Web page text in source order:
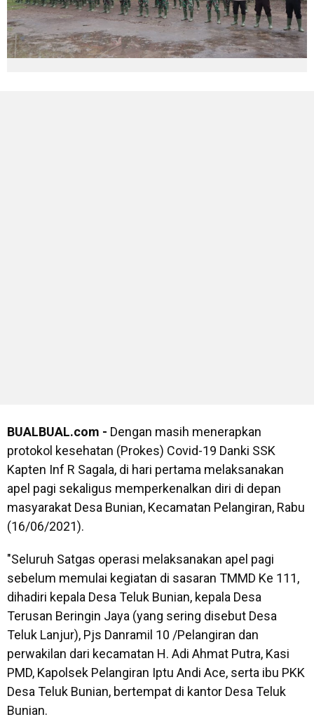
BUALBUAL.com - Dengan masih menerapkan
protokol kesehatan (Prokes) Covid-19 Danki SSK
Kapten Inf R Sagala, di hari pertama melaksanakan
apel pagi sekaligus memperkenalkan diri di depan
masyarakat Desa Bunian, Kecamatan Pelangiran, Rabu
(16/06/2021).
"Seluruh Satgas operasi melaksanakan apel pagi
sebelum memulai kegiatan di sasaran TMMD Ke 111,
dihadiri kepala Desa Teluk Bunian, kepala Desa
Terusan Beringin Jaya (yang sering disebut Desa
Teluk Lanjur), Pjs Danramil 10 /Pelangiran dan
perwakilan dari kecamatan H. Adi Ahmat Putra, Kasi
PMD, Kapolsek Pelangiran Iptu Andi Ace, serta ibu PKK
Desa Teluk Bunian, bertempat di kantor Desa Teluk
Bunian.